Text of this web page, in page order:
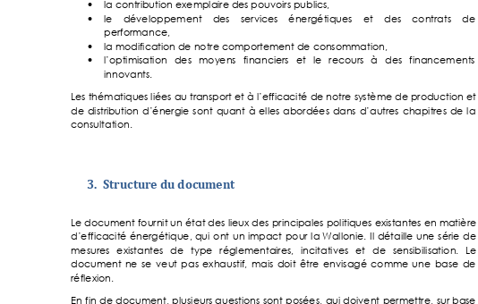
 la contribution exemplaire des pouvoirs publics,
 le développement des services énergétiques et des contrats
de
performance,
 la modification de notre comportement de consommation,
 l’optimisation des moyens financiers et le recours à des financements
innovants.
Les thématiques liées au transport et à l’efficacité de notre système de production et
de distribution d’énergie sont quant à elles abordées dans d’autres chapitres de
la
consultation.
3. Structure du document
Le document fournit un état des lieux des principales politiques existantes en matière
d’efficacité énergétique, qui ont un impact pour la Wallonie. détaille une série de
mesures
existantes de type réglementaires, incitatives et de sensibilisation.
Le
document ne se veut pas exhaustif, mais doit être envisagé comme une base de
réflexion.
En fin de document, pl usieurs questions sont posées, qui doivent permettre, sur base